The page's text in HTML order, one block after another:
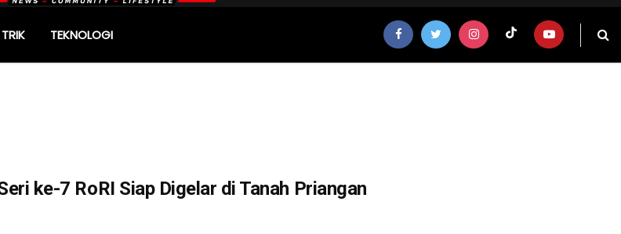
TEKNOLOGI
ke-7 RoRI Siap Digelar di Tanah Priangan